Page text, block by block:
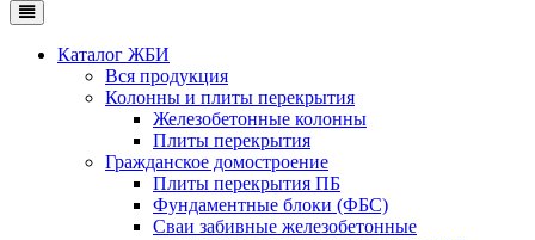
Каталог ЖБИ
Вся продукция
Колонны и плиты перекрытия
Железобетонные колонны
Плиты перекрытия
Гражданское домостроение
Плиты перекрытия ПБ
Фундаментные блоки (ФБС)
Сваи забивные железобетонные